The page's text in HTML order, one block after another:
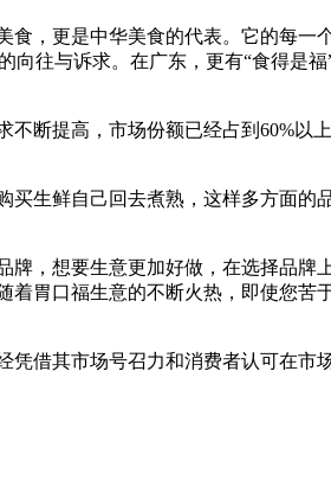
，更是中华美食的代表。它的每一
向往与诉求。在广东，更有“食得是
断提高，市场份额已经占到60%以
生鲜自己回去煮熟，这样多方面的
，想要生意更加好做，在选择品牌
胃口福生意的不断火热，即使您苦
借其市场号召力和消费者认可在市